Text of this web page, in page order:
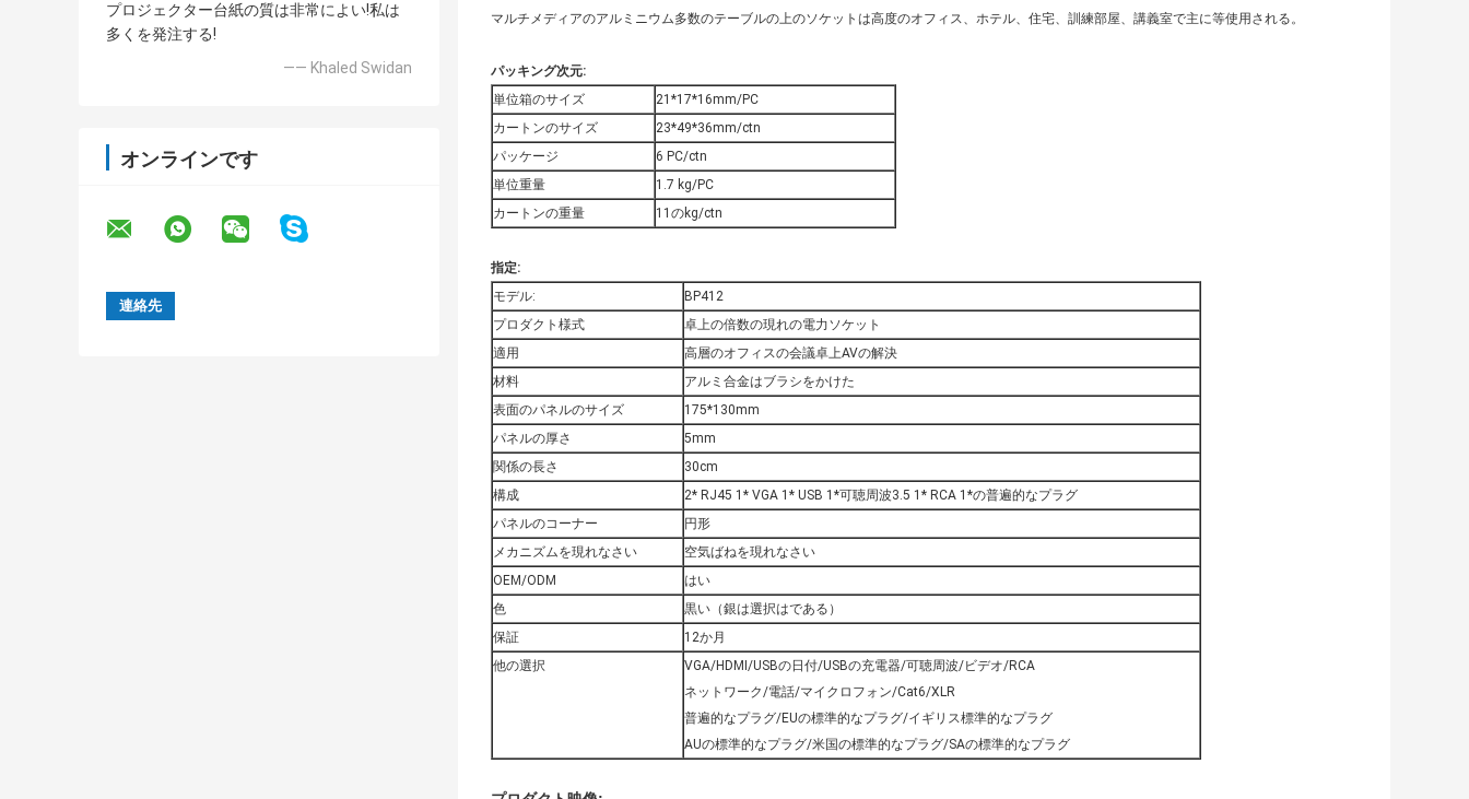
プロジェクター台紙の質は非常によい!私は
多くを発注する!
—— Khaled Swidan
オンラインです
マルチメディアのアルミニウム多数のテーブルの上のソケットは高度のオフィス、ホテル、住宅、訓練部屋、講義室で主に等使用される。
パッキング次元:
単位箱のサイズ
21*17*16mm/PC
カートンのサイズ
23*49*36mm/ctn
パッケージ
6 PC/ctn
単位重量
1.7 kg/PC
カートンの重量
11のkg/ctn
指定:
モデル:
BP412
プロダクト様式
卓上の倍数の現れの電力ソケット
適用
高層のオフィスの会議卓上AVの解決
材料
アルミ合金はブラシをかけた
表面のパネルのサイズ
175*130mm
パネルの厚さ
5mm
関係の長さ
30cm
構成
2* RJ45 1* VGA 1* USB 1*可聴周波3.5 1* RCA 1*の普遍的なプラグ
パネルのコーナー
円形
メカニズムを現れなさい
空気ばねを現れなさい
OEM/ODM
はい
色
黒い（銀は選択はである）
保証
12か月
他の選択
VGA/HDMI/USBの日付/USBの充電器/可聴周波/ビデオ/RCA
ネットワーク/電話/マイクロフォン/Cat6/XLR
普遍的なプラグ/EUの標準的なプラグ/イギリス標準的なプラグ
AUの標準的なプラグ/米国の標準的なプラグ/SAの標準的なプラグ